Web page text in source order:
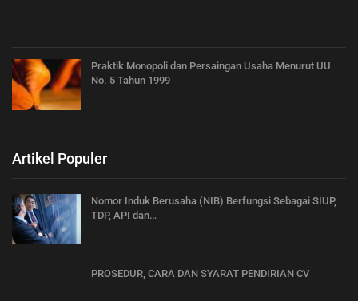
Praktik Monopoli dan Persaingan Usaha Menurut UU
No. 5 Tahun 1999
Artikel Populer
Nomor Induk Berusaha (NIB) Berfungsi Sebagai SIUP,
TDP, API dan…
PROSEDUR, CARA DAN SYARAT PENDIRIAN CV